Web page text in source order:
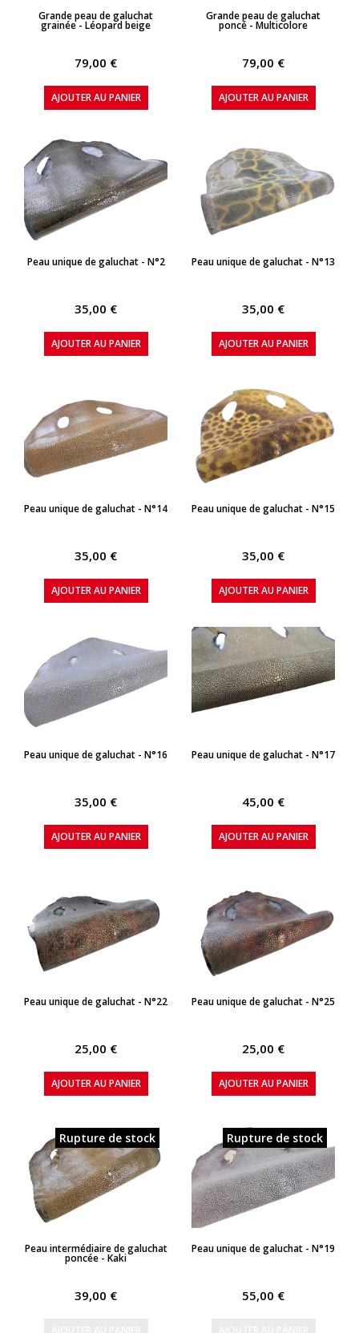
APERÇU RAPIDE
Grande peau de galuchat
grainée - Léopard beige
79,00 €
AJOUTER AU PANIER
APERÇU RAPIDE
Grande peau de galuchat
poncé - Multicolore
79,00 €
AJOUTER AU PANIER
APERÇU RAPIDE
Peau unique de galuchat - N°2
35,00 €
AJOUTER AU PANIER
APERÇU RAPIDE
Peau unique de galuchat - N°13
35,00 €
AJOUTER AU PANIER
APERÇU RAPIDE
Peau unique de galuchat - N°14
35,00 €
AJOUTER AU PANIER
APERÇU RAPIDE
Peau unique de galuchat - N°15
35,00 €
AJOUTER AU PANIER
APERÇU RAPIDE
Peau unique de galuchat - N°16
35,00 €
AJOUTER AU PANIER
APERÇU RAPIDE
Peau unique de galuchat - N°17
45,00 €
AJOUTER AU PANIER
APERÇU RAPIDE
Peau unique de galuchat - N°22
25,00 €
AJOUTER AU PANIER
APERÇU RAPIDE
Peau unique de galuchat - N°25
25,00 €
AJOUTER AU PANIER
APERÇU RAPIDE
Rupture de stock
Peau intermédiaire de galuchat
poncée - Kaki
39,00 €
APERÇU RAPIDE
Rupture de stock
Peau unique de galuchat - N°19
55,00 €